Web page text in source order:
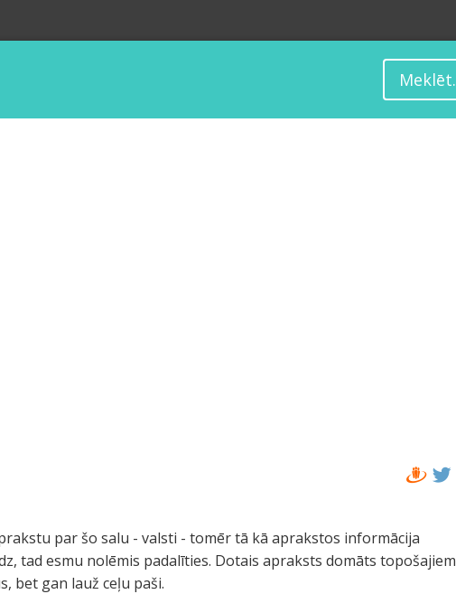
par šo salu - valsti - tomēr tā kā aprakstos informācija
tad esmu nolēmis padalīties. Dotais apraksts domāts topošajiem
bet gan lauž ceļu paši.